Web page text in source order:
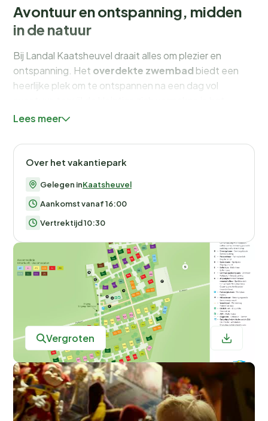
Avontuur en ontspanning, midden
in de natuur
Bij Landal Kaatsheuvel draait alles om plezier en
ontspanning. Het overdekte zwembad biedt een
heerlijke plek om te ontspannen na een dag vol
aparte kinderbad. Voor de jonge avonturiers is er een
kunnen spelen. En voor de sportievelingen onder ons is
er de mogelijkheid om fietsen te huren en de omgeving
de 'Brabantse Sahara' genoemd, bieden een unieke
ervaring met hun uitgestrekte zandverstuivingen.
Het park past zich moeiteloos aan de seizoenen aan. In
de zomer kun je genieten van lange fietstochten en
picknicks in de natuur, terwijl de wintermaanden
perfect zijn voor een bezoek aan de sfeervolle
kerstmarkten in de omgeving.
Eten en drinken: Zelf koken of uit
eten?
Hoewel er geen restaurants op het park zijn, hoef je je
geen zorgen te maken over je maaltijden.
Debroodjesservicezorgt elke ochtend voor verse
broodjes, ideaal voor een ontspannen ontbijt in je
Lees meer
Over het vakantiepark
Gelegen inKaatsheuvel
Aankomst vanaf 16:00
Vertrektijd 10:30
Vergroten